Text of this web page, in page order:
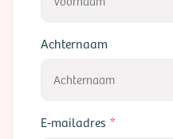
Achternaam
E-mailadres